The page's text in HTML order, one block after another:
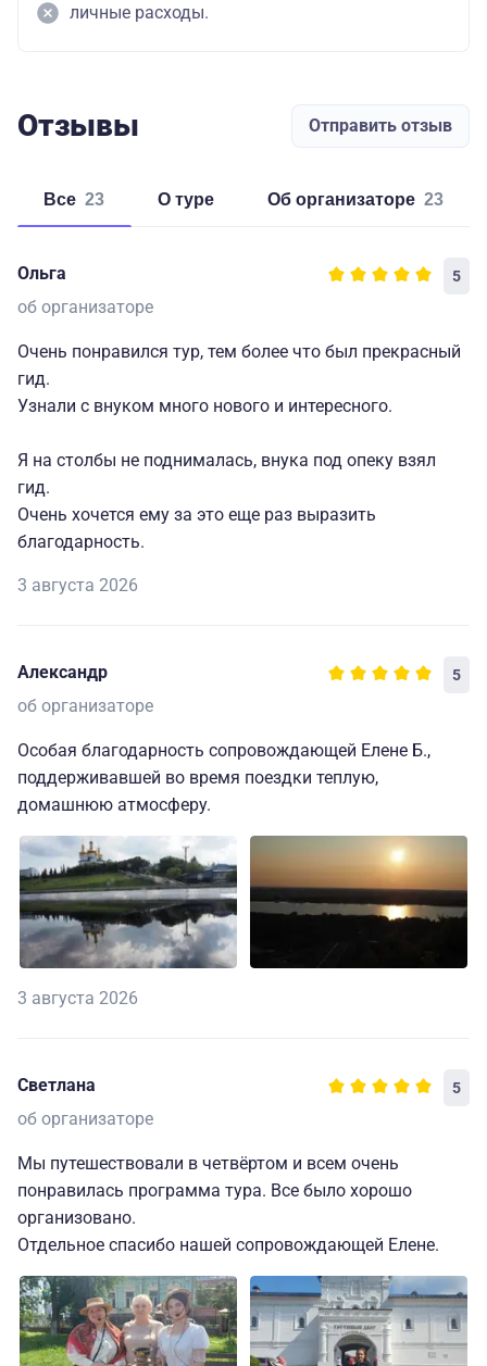
личные расходы.
Отзывы Отправить отзыв
Все 23 о туре об организаторе 23
Ольга 5
об организаторе
Очень понравился тур, тем более что был прекрасный
гид.
Узнали с внуком много нового и интересного.
Я на столбы не поднималась, внука под опеку взял
гид.
Очень хочется ему за это еще раз выразить
благодарность.
3 августа 2026
Александр 5
об организаторе
Особая благодарность сопровождающей Елене Б.,
поддерживавшей во время поездки теплую,
домашнюю атмосферу.
3 августа 2026
Светлана 5
об организаторе
Мы путешествовали в четвёртом и всем очень
понравилась программа тура. Все было хорошо
организовано.
Отдельное спасибо нашей сопровождающей Елене.